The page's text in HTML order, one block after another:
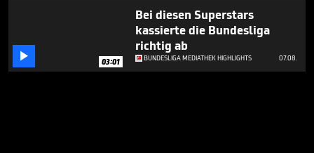
 03:01
Bei diesen Superstars
kassierte die Bundesliga
richtig ab
BUNDESLIGA MEDIATHEK HIGHLIGHTS 07.08.